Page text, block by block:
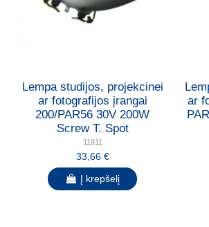
Lempa studijos, projekcinei
ar fotografijos įrangai
200/PAR56 30V 200W
Screw T. Spot
11911
33,66 €
Į krepšelį
ar